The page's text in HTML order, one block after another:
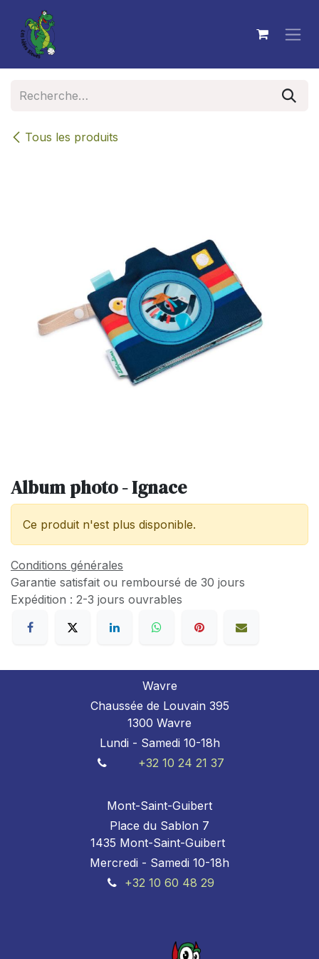
Se rendre au contenu
Tous les produits
Album photo - Ignace
Ce produit n'est plus disponible.
Conditions générales
Garantie satisfait ou remboursé de 30 jours
Expédition : 2-3 jours ouvrables
Wavre
Chaussée de Louvain 395
1300 Wavre
Lundi - Samedi 10-18h
+32 10 24 21 37
Mont-Saint-Guibert
Place du Sablon 7
1435 Mont-Saint-Guibert
Mercredi - Samedi 10-18h
+32 10 60 48 29